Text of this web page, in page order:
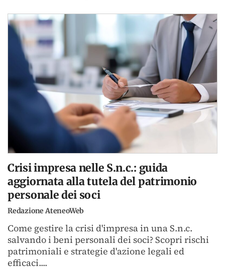
Crisi impresa nelle S.n.c.: guida
aggiornata alla tutela del patrimonio
personale dei soci
Redazione AteneoWeb
Come gestire la crisi d'impresa in una S.n.c.
salvando i beni personali dei soci? Scopri rischi
patrimoniali e strategie d'azione legali ed
efficaci....